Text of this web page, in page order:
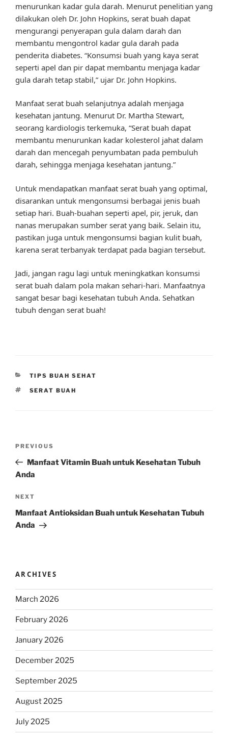
menurunkan kadar gula darah. Menurut penelitian yang
dilakukan oleh Dr. John Hopkins, serat buah dapat
mengurangi penyerapan gula dalam darah dan
membantu mengontrol kadar gula darah pada
penderita diabetes. “Konsumsi buah yang kaya serat
seperti apel dan pir dapat membantu menjaga kadar
gula darah tetap stabil,” ujar Dr. John Hopkins.
Manfaat serat buah selanjutnya adalah menjaga
kesehatan jantung. Menurut Dr. Martha Stewart,
seorang kardiologis terkemuka, “Serat buah dapat
membantu menurunkan kadar kolesterol jahat dalam
darah dan mencegah penyumbatan pada pembuluh
darah, sehingga menjaga kesehatan jantung.”
Untuk mendapatkan manfaat serat buah yang optimal,
disarankan untuk mengonsumsi berbagai jenis buah
setiap hari. Buah-buahan seperti apel, pir, jeruk, dan
nanas merupakan sumber serat yang baik. Selain itu,
pastikan juga untuk mengonsumsi bagian kulit buah,
karena serat terbanyak terdapat pada bagian tersebut.
Jadi, jangan ragu lagi untuk meningkatkan konsumsi
serat buah dalam pola makan sehari-hari. Manfaatnya
sangat besar bagi kesehatan tubuh Anda. Sehatkan
tubuh dengan serat buah!
CATEGORIES
TIPS BUAH SEHAT
TAGS
SERAT BUAH
Previous
Post
PREVIOUS
Manfaat Vitamin Buah untuk Kesehatan Tubuh
Anda
Next
Post
NEXT
Manfaat Antioksidan Buah untuk Kesehatan Tubuh
Anda
ARCHIVES
March 2026
February 2026
January 2026
December 2025
September 2025
August 2025
July 2025